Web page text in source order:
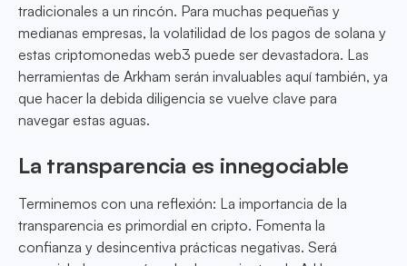
tradicionales a un rincón. Para muchas pequeñas y
medianas empresas, la volatilidad de los pagos de solana y
estas criptomonedas web3 puede ser devastadora. Las
herramientas de Arkham serán invaluables aquí también, ya
que hacer la debida diligencia se vuelve clave para
navegar estas aguas.
La transparencia es innegociable
Terminemos con una reflexión: La importancia de la
transparencia es primordial en cripto. Fomenta la
confianza y desincentiva prácticas negativas. Será